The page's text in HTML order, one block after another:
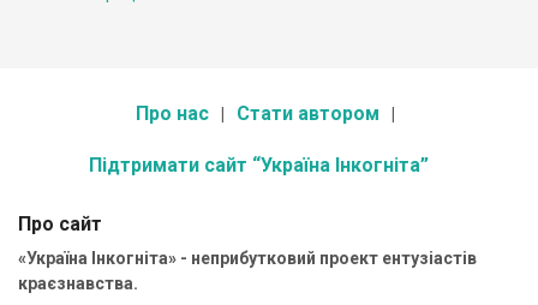
Про нас Стати автором
Підтримати сайт “Україна Інкогніта”
Про сайт
«Україна Інкогніта» - неприбутковий проект ентузіастів
краєзнавства.